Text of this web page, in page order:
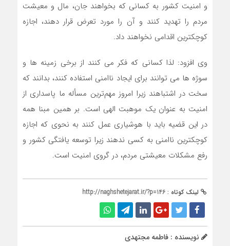
و امنیت کشور به کسانی که بخواهند جان، مال و معیشت
مردم را تهدید کنند و آن را مورد تعرض قرار دهند، اجازه
کوچکترین اقدامی نخواهند داد.
وی افزود: لذا کسانی که فکر می کنند از برخی زمینه ها و
سوژه ها می توانند برای ایجاد ناامنی استفاده کنند، بدانند که
سخت در اشتباهند زیرا امروز مهم‌ترین مسأله ما پاسداری از
امنیت به عنوان یک موهبت الهی است. بر همین مبنا همه
در این قضیه باید با هوشیاری عمل کنند به نحوی که اجازه
کوچکترین ناامنی به کسی ندهند زیرا توسعه یافتگی کشور و
رفع مشکلات معیشتی مردم، در گروی امنیت است.
لینک کوتاه : http://naghshetejarat.ir/?p=146
نویسنده : فاطمه مجتهدی